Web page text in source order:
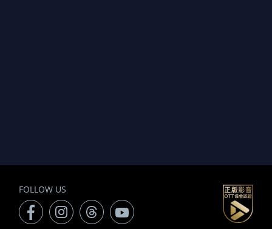
FOLLOW US